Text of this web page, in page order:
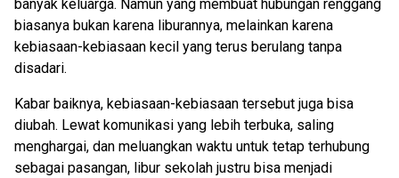
banyak keluarga. Namun yang membuat hubungan renggang
biasanya bukan karena liburannya, melainkan karena
kebiasaan-kebiasaan kecil yang terus berulang tanpa
disadari.
Kabar baiknya, kebiasaan-kebiasaan tersebut juga bisa
diubah. Lewat komunikasi yang lebih terbuka, saling
menghargai, dan meluangkan waktu untuk tetap terhubung
sebagai pasangan, libur sekolah justru bisa menjadi